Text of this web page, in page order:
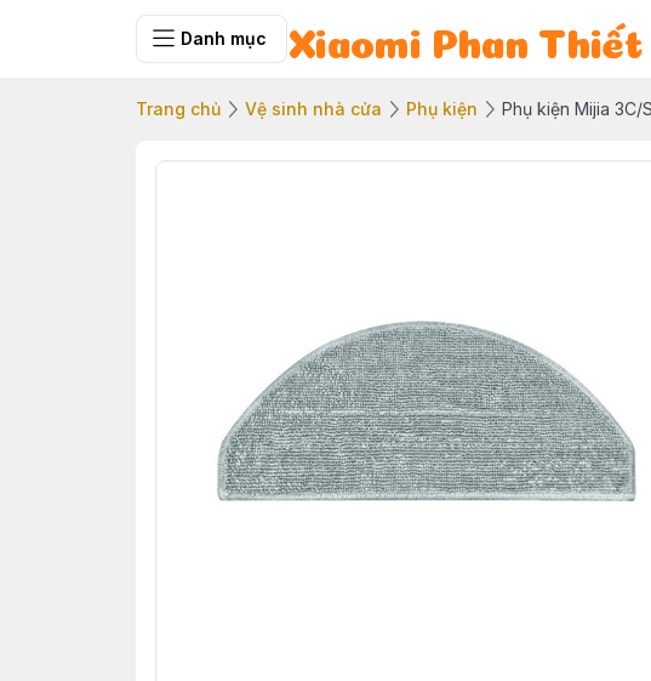
Danh mục Xiaomi Phan Thiết
Trang chủ Vệ sinh nhà cửa Phụ kiện Phụ kiện Mijia 3C/